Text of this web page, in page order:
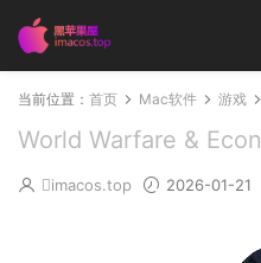
当前位置： 首页 Mac软件 游戏
World Warfare &
imacos.top 2026-01-21